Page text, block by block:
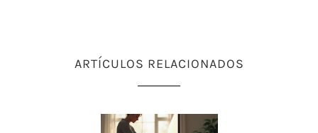
ARTÍCULOS RELACIONADOS